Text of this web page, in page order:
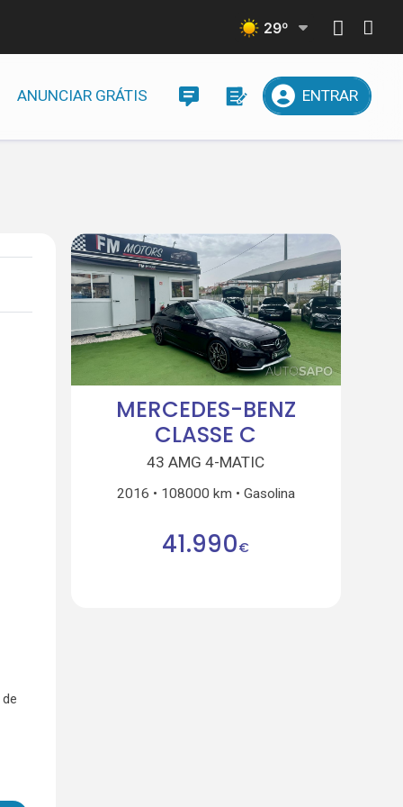
29º
ANUNCIAR GRÁTIS ENTRAR
MERCEDES-BENZ
CLASSE C
43 AMG 4-MATIC
2016 108000 km Gasolina
41.990€